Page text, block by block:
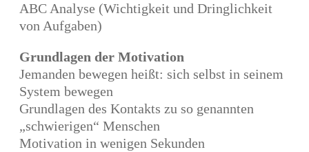
ABC Analyse (Wichtigkeit und Dringlichkeit
von Aufgaben)
Grundlagen der Motivation
Jemanden bewegen heißt: sich selbst in seinem
System bewegen
Grundlagen des Kontakts zu so genannten
„schwierigen“ Menschen
Motivation in wenigen Sekunden